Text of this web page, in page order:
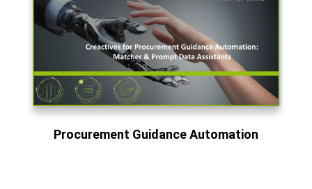
Procurement Guidance Automation